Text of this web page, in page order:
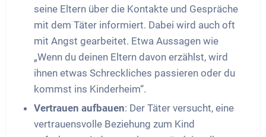
seine Eltern über die Kontakte und Gespräche
mit dem Täter informiert. Dabei wird auch oft
mit Angst gearbeitet. Etwa Aussagen wie
„Wenn du deinen Eltern davon erzählst, wird
ihnen etwas Schreckliches passieren oder du
kommst ins Kinderheim“.
Vertrauen aufbauen: Der Täter versucht, eine
vertrauensvolle Beziehung zum Kind